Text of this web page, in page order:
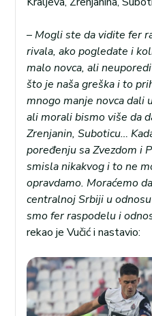
–Mogli ste da vidite fer
rivala, ako pogledate i
malo novca, ali
što je naša greška i to
mnogo manje novca dali
ali morali bismo više da
Zrenjanin, Suboticu…
poređenju sa Zvezdom i
smisla nikakvog i to ne
opravdamo. Moraćemo
centralnoj Srbiji u
smo fer raspodelu i
rekao je Vučić i nastavio: